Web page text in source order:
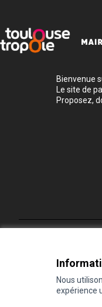
Nous
expérience
Bienvenue
Le site de
Proposez,